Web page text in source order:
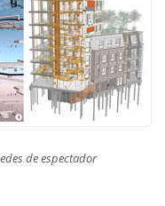
de espectador